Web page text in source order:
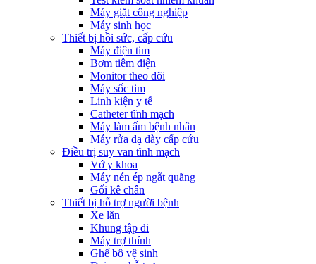
Máy giặt công nghiệp
Máy sinh học
Thiết bị hồi sức, cấp cứu
Máy điện tim
Bơm tiêm điện
Monitor theo dõi
Máy sốc tim
Linh kiện y tế
Catheter tĩnh mạch
Máy làm ấm bệnh nhân
Máy rửa dạ dày cấp cứu
Điều trị suy van tĩnh mạch
Vớ y khoa
Máy nén ép ngắt quãng
Gối kê chân
Thiết bị hỗ trợ người bệnh
Xe lăn
Khung tập đi
Máy trợ thính
Ghế bô vệ sinh